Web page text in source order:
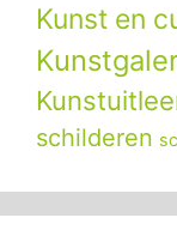
Kunst en
schilderen